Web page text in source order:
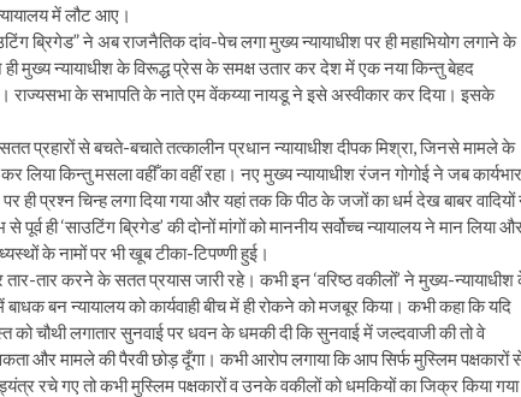
में लौट आए।
ब्रिगेड” ने अब राजनैतिक दांव-पेच लगा मुख्य न्यायाधीश पर ही महाभियोग लगाने के
मुख्य न्यायाधीश के विरूद्ध प्रेस के समक्ष उतार कर देश में एक नया किन्तु बेहद
राज्यसभा के सभापति के नाते एम वेंकय्या नायडू ने इसे अस्वीकार कर दिया। इसके
से बचते-बचाते तत्कालीन प्रधान न्यायाधीश दीपक मिश्रा, जिनसे मामले के
लिया किन्तु मसला वहीँ का वहीं रहा। नए मुख्य न्यायाधीश रंजन गोगोई ने जब कार्यभार
प्रश्न चिन्ह लगा दिया गया और यहां तक कि पीठ के जजों का धर्म देख बाबर वादियों
ही ‘साउटिंग ब्रिगेड’ की दोनों मांगों को माननीय सर्वोच्च न्यायालय ने मान लिया
के नामों पर भी खूब टीका-टिपण्णी हुई।
तार-तार करने के सतत प्रयास जारी रहे। कभी इन ‘वरिष्ठ वकीलों’ ने मुख्य-
बन न्यायालय को कार्यवाही बीच में ही रोकने को मजबूर किया। कभी कहा कि यदि
को चौथी लगातार सुनवाई पर धवन के धमकी दी कि सुनवाई में जल्दवाजी की तो वे
और मामले की पैरवी छोड़ दूँगा। कभी आरोप लगाया कि आप सिर्फ मुस्लिम पक्षकारों
रचे गए तो कभी मुस्लिम पक्षकारों व उनके वकीलों को धमकियों का जिक्र किया